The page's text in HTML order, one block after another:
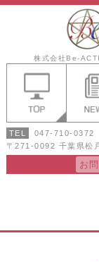
株式会社Be-
TEL 047-710-0372
〒271-0092 千葉県松
お